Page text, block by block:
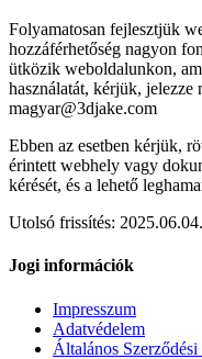
Folyamatosan fejlesztjük
hozzáférhetőség nagyon
ütközik weboldalunkon,
használatát, kérjük,
magyar@3djake.com
Ebben az esetben kérjük,
érintett webhely vagy
kérését, és a lehető
Utolsó frissítés: 2025.06.04.
Jogi információk
Impresszum
Adatvédelem
Általános